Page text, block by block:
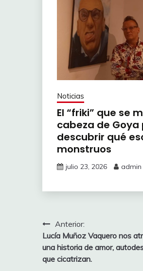
Noticias
El “friki” que se
cabeza de Goya
descubrir qué
monstruos
julio 23, 2026 admin
Navegación
de
entradas
Anterior:
Lucía Muñoz Vaquero nos
una historia de amor,
que cicatrizan.